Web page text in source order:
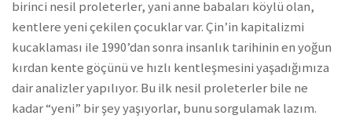
birinci nesil proleterler, yani anne babaları köylü olan,
kentlere yeni çekilen çocuklar var. Çin’in kapitalizmi
kucaklaması ile 1990’dan sonra insanlık tarihinin en yoğun
kırdan kente göçünü ve hızlı kentleşmesini yaşadığımıza
dair analizler yapılıyor. Bu ilk nesil proleterler bile ne
kadar “yeni” bir şey yaşıyorlar, bunu sorgulamak lazım.